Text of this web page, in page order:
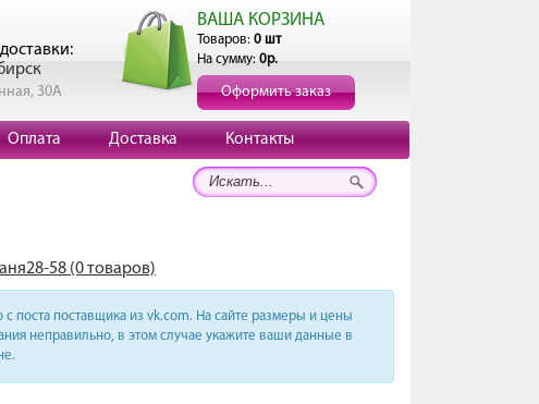
30А
ВАША КОРЗИНА
Товаров: 0 шт
На сумму: 0р.
Оформить заказ
Оплата Доставка Контакты
58 (0 товаров)
поста поставщика из vk.com. На сайте размеры и цены
неправильно, в этом случае укажите ваши данные в